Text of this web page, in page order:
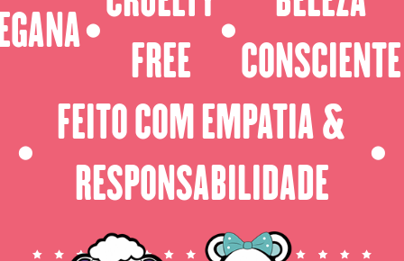
⬤
FREE
⬤
CONSCIENTE
⬤
FEITO COM EMPATIA &
RESPONSABILIDADE
⬤